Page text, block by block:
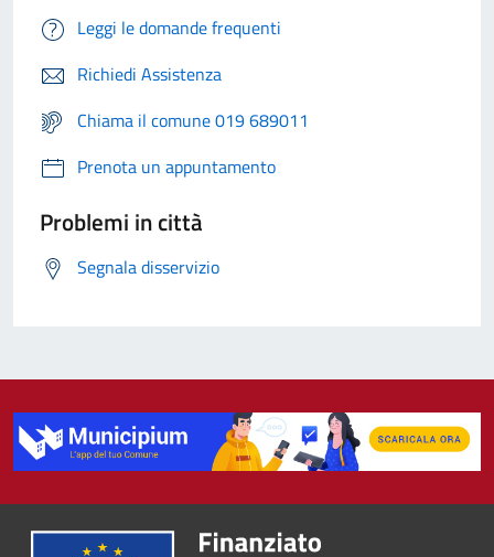
Leggi le domande frequenti
Richiedi Assistenza
Chiama il comune 019 689011
Prenota un appuntamento
Problemi in città
Segnala disservizio